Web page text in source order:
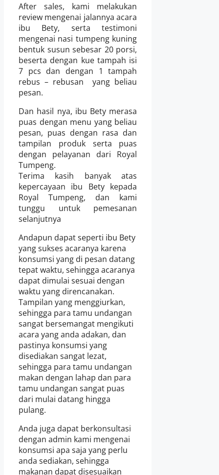
After sales, kami melakukan
review mengenai jalannya acara
ibu Bety, serta testimoni
mengenai nasi tumpeng kuning
bentuk susun sebesar 20 porsi,
beserta dengan kue tampah isi
7 pcs dan dengan 1 tampah
rebus – rebusan
yang beliau
pesan.
Dan hasil nya, ibu Bety merasa
puas dengan menu yang beliau
pesan, puas dengan rasa dan
tampilan produk serta puas
dengan pelayanan dari Royal
Tumpeng.
Terima kasih banyak atas
kepercayaan ibu Bety kepada
Royal Tumpeng, dan kami
tunggu untuk pemesanan
selanjutnya
Andapun dapat seperti ibu Bety
yang sukses acaranya karena
konsumsi yang di pesan datang
tepat waktu, sehingga acaranya
dapat dimulai sesuai dengan
waktu yang direncanakan.
Tampilan yang menggiurkan,
sehingga para tamu undangan
sangat bersemangat mengikuti
acara yang anda adakan, dan
pastinya konsumsi yang
disediakan sangat lezat,
sehingga para tamu undangan
makan dengan lahap dan para
tamu undangan sangat puas
dari mulai datang hingga
pulang.
Anda juga dapat berkonsultasi
dengan admin kami mengenai
konsumsi apa saja yang perlu
anda sediakan, sehingga
makanan dapat disesuaikan